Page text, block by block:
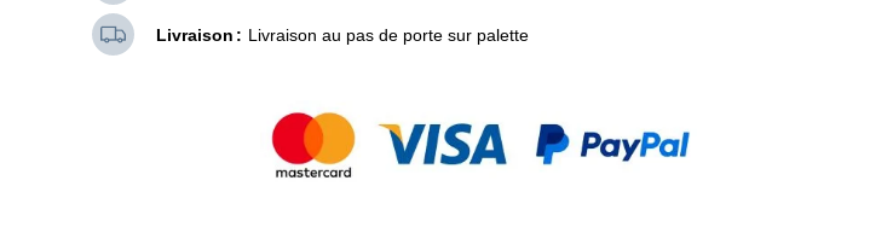
Livraison Livraison au pas de porte sur palette